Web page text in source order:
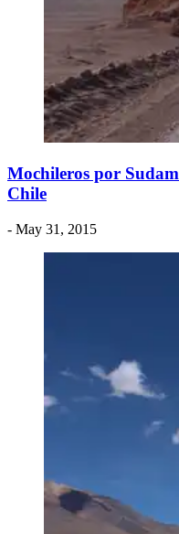
Mochileros por
Chile
- May 31, 2015